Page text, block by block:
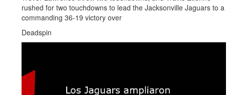
rushed for two touchdowns to lead the Jacksonville Jaguars to a
commanding 36-19 victory over
Deadspin